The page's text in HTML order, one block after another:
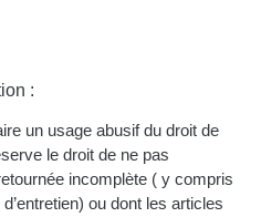
:
un usage abusif du droit de
le droit de ne pas
incomplète ( y compris
ou dont les articles